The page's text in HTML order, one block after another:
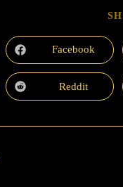
Facebook
Reddit